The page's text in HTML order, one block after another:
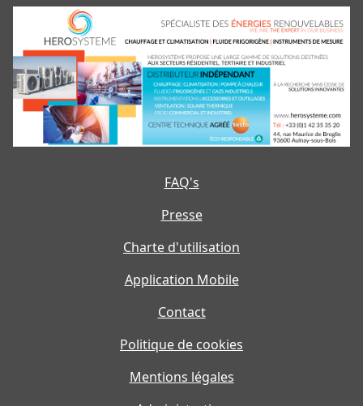
FAQ's
Presse
Charte d'utilisation
Application Mobile
Contact
Politique de cookies
Mentions légales